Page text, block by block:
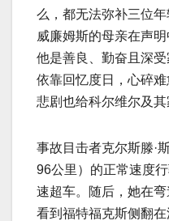
么，都无法弥补三位
威廉姆斯的母亲在声
他是善良、勤奋且深
依靠回忆度日，心碎
悲剧也给科尔维尔及其
事故目击者克尔斯滕·
96公里）的正常速度
速超车。随后，她在
看到福特福克斯侧翻在